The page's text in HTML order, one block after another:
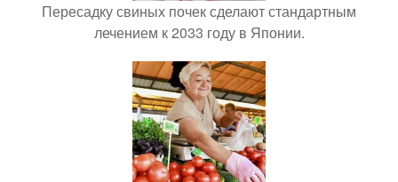
Пересадку свиных почек сделают стандартным
лечением к 2033 году в Японии.